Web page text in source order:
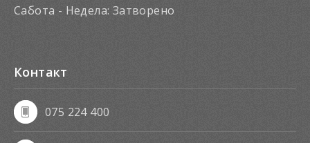
Сабота - Недела: Затворено
Контакт
075 224 400